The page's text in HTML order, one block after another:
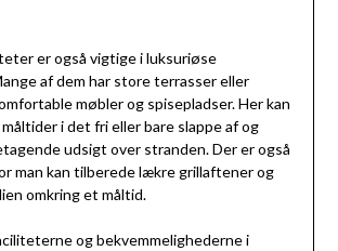
er også vigtige i luksuriøse
af dem har store terrasser eller
møbler og spisepladser. Her kan
i det fri eller bare slappe af og
udsigt over stranden. Der er også
man kan tilberede lækre grillaftener og
omkring et måltid.
og bekvemmelighederne i